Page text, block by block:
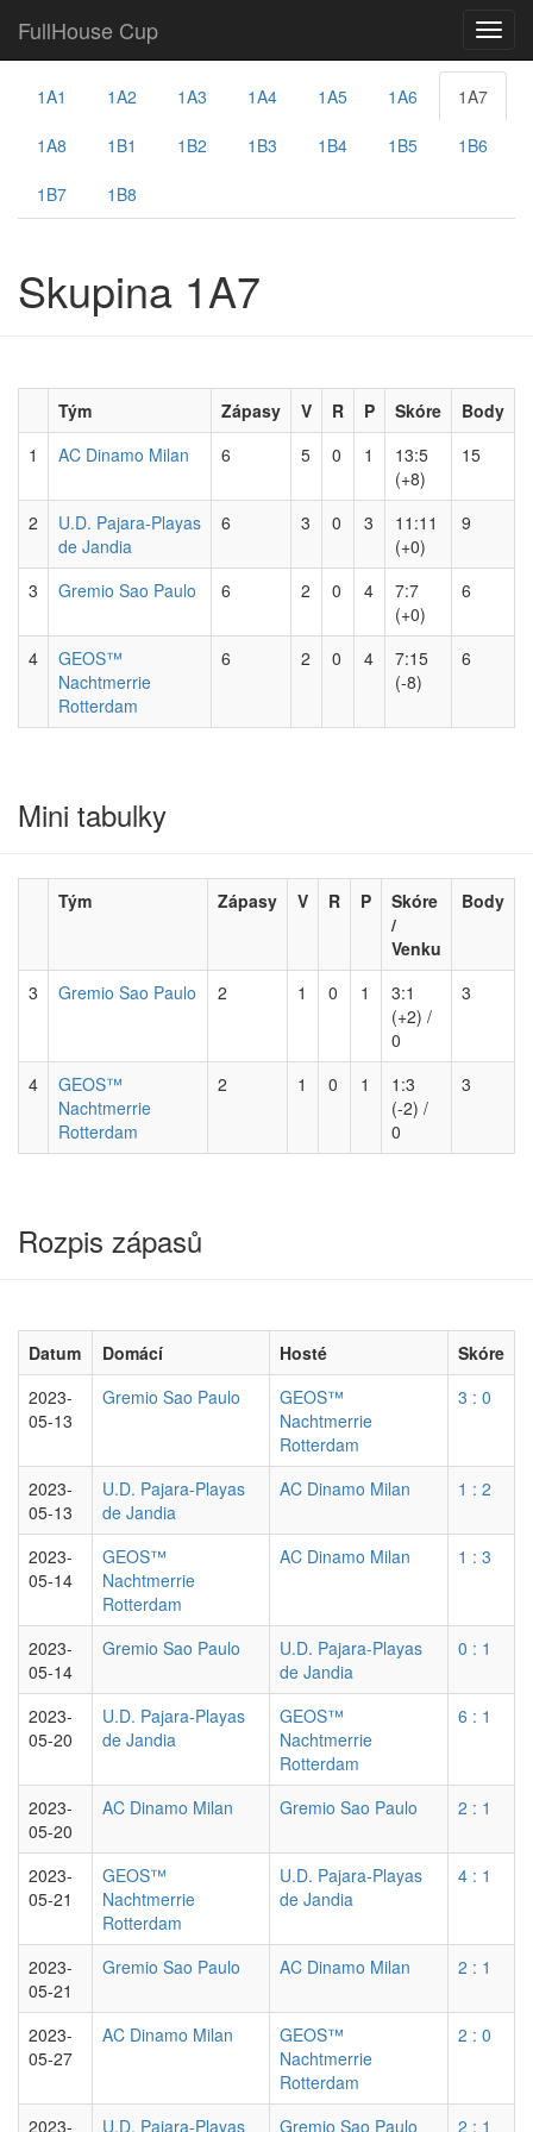
FullHouse Cup
1A1 1A2 1A3 1A4 1A5 1A6 1A7
1A8 1B1 1B2 1B3 1B4 1B5 1B6
1B7 1B8
Skupina 1A7
Tým Zápasy V R P Skóre
Body
1
AC Dinamo Milan 6 5 0 1
13:5
(+8)
15
2
U.D. Pajara-Playas
de Jandia
6 3 0 3
11:11
(+0)
9
3 Gremio Sao Paulo 6 2 0 4
7:7
(+0)
6
4
GEOS™
Nachtmerrie
Rotterdam
6 2 0 4
7:15
(-8)
6
Mini tabulky
Tým Zápasy V R P
Skóre
/
Venku
Body
3 Gremio Sao Paulo 2 1 0 1
3:1
(+2) /
0
3
4
GEOS™
Nachtmerrie
Rotterdam
2 1 0 1
1:3
(-2) /
0
3
Rozpis zápasů
Datum Domácí Hosté
Skóre
2023-
05-13
Gremio Sao Paulo
GEOS™
Nachtmerrie
Rotterdam
3 : 0
2023-
05-13
U.D. Pajara-Playas
de Jandia
AC Dinamo Milan 1 : 2
2023-
05-14
GEOS™
Nachtmerrie
Rotterdam
AC Dinamo Milan 1 : 3
2023-
05-14
Gremio Sao Paulo
U.D. Pajara-Playas
de Jandia
0 : 1
2023-
05-20
U.D. Pajara-Playas
de Jandia
GEOS™
Nachtmerrie
Rotterdam
6 : 1
2023-
05-20
AC Dinamo Milan Gremio Sao Paulo 2 : 1
2023-
05-21
GEOS™
Nachtmerrie
Rotterdam
U.D. Pajara-Playas
de Jandia
4 : 1
2023-
05-21
Gremio Sao Paulo AC Dinamo Milan 2 : 1
2023-
05-27
AC Dinamo Milan
GEOS™
Nachtmerrie
Rotterdam
2 : 0
2023- U.D. Pajara-Playas Gremio Sao Paulo 2 : 1